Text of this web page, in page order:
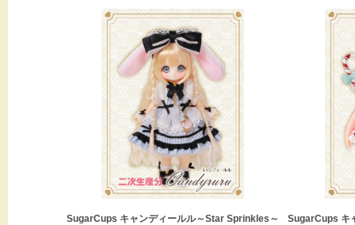
SugarCups キャンディールル～Star Sprinkles～
SugarCups キ